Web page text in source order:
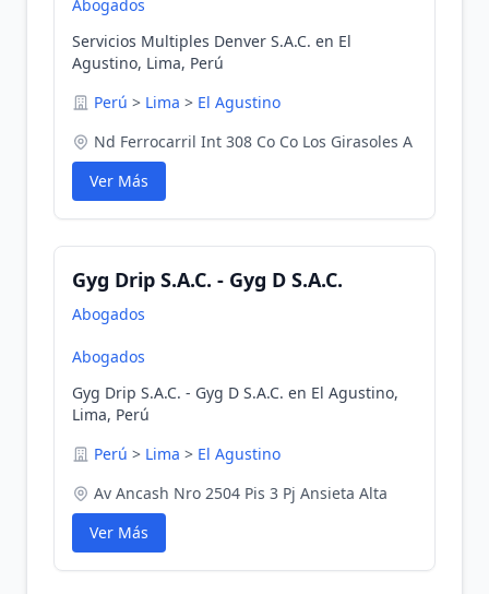
Abogados
Servicios Multiples Denver S.A.C. en El
Agustino, Lima, Perú
Perú > Lima > El Agustino
Nd Ferrocarril Int 308 Co Co Los Girasoles A
Ver Más
Gyg Drip S.A.C. - Gyg D S.A.C.
Abogados
Abogados
Gyg Drip S.A.C. - Gyg D S.A.C. en El Agustino,
Lima, Perú
Perú > Lima > El Agustino
Av Ancash Nro 2504 Pis 3 Pj Ansieta Alta
Ver Más